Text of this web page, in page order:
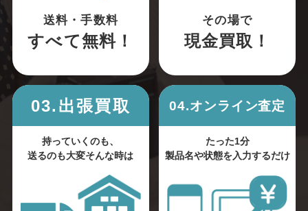
送料・手数料
すべて無料！
その場で
現金買取！
03.出張買取
持っていくのも、
送るのも大変そんな時は
04.オンライン査定
たった1分
製品名や状態を入力するだけ